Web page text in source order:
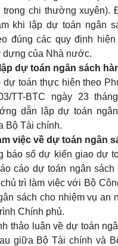
chi thường xuyên).
khi lập dự toán ngân
đúng các quy định
dựng của Nhà nước.
dự toán ngân sách
dự toán thực hiên theo
TT-BTC ngày 23
dẫn lập dự toán
Bộ Tài chính.
việc về dự toán ngân
báo số dự kiến giao dự
cáo dự toán ngân sách
trì làm việc với Bộ
sách cho nhiệm vụ an
Chính phủ.
thảo luận về dự toán
giữa Bộ Tài chính và